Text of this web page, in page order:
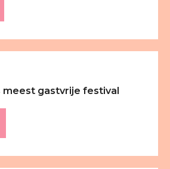
meest gastvrije festival